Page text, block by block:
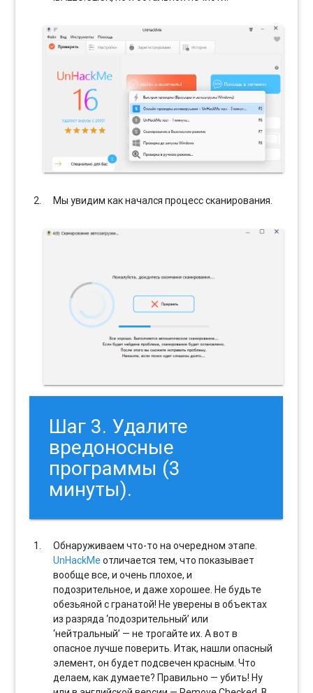
Мы увидим как начался процесс сканирования.
Шаг 3. Удалите
вредоносные
программы (3
минуты).
Обнаруживаем что-то на очередном этапе.
UnHackMeотличается тем, что показывает
вообще все, и очень плохое, и
подозрительное, и даже хорошее. Не будьте
обезьяной с гранатой! Не уверены в объектах
из разряда ‘подозрительный’ или
‘нейтральный’ — не трогайте их. А вот в
опасное лучше поверить. Итак, нашли опасный
элемент, он будет подсвечен красным. Что
делаем, как думаете? Правильно — убить! Ну